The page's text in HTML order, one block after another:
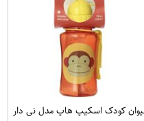
کودک اسکیپ هاپ مدل نی دار